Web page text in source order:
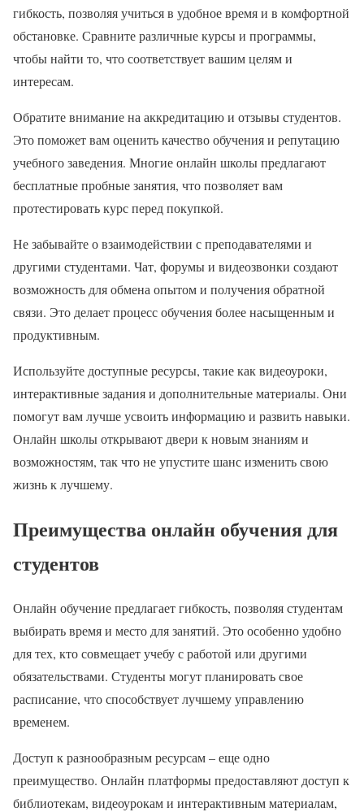
гибкость, позволяя учиться в удобное время и в комфортной
обстановке. Сравните различные курсы и программы,
чтобы найти то, что соответствует вашим целям и
интересам.
Обратите внимание на аккредитацию и отзывы студентов.
Это поможет вам оценить качество обучения и репутацию
учебного заведения. Многие онлайн школы предлагают
бесплатные пробные занятия, что позволяет вам
протестировать курс перед покупкой.
Не забывайте о взаимодействии с преподавателями и
другими студентами. Чат, форумы и видеозвонки создают
возможность для обмена опытом и получения обратной
связи. Это делает процесс обучения более насыщенным и
продуктивным.
Используйте доступные ресурсы, такие как видеоуроки,
интерактивные задания и дополнительные материалы. Они
помогут вам лучше усвоить информацию и развить навыки.
Онлайн школы открывают двери к новым знаниям и
возможностям, так что не упустите шанс изменить свою
жизнь к лучшему.
Преимущества онлайн обучения для
студентов
Онлайн обучение предлагает гибкость, позволяя студентам
выбирать время и место для занятий. Это особенно удобно
для тех, кто совмещает учебу с работой или другими
обязательствами. Студенты могут планировать свое
расписание, что способствует лучшему управлению
временем.
Доступ к разнообразным ресурсам – еще одно
преимущество. Онлайн платформы предоставляют доступ к
библиотекам, видеоурокам и интерактивным материалам,